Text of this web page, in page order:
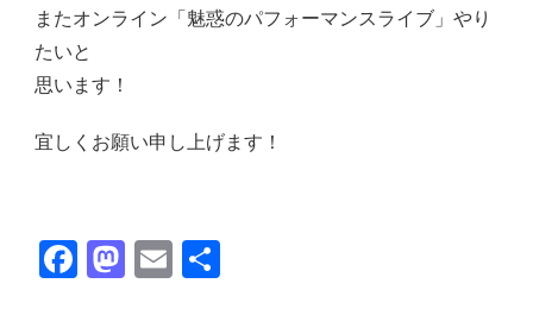
またオンライン「魅惑のパフォーマンスライブ」やり
たいと
思います！
宜しくお願い申し上げます！
Facebook
Mastodon
Email